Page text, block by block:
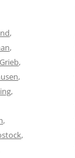
,
,
Grieb,
,
,
,
,